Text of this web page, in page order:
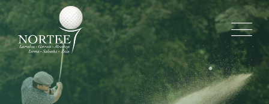
Skip
to
content